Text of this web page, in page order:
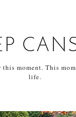
this moment. This
life.